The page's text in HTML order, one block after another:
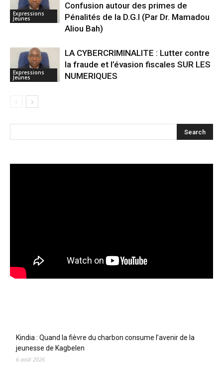
Expressions
Jeunes
Confusion autour des primes de
Pénalités de la D.G.I (Par Dr. Mamadou
Aliou Bah)
Expressions
Jeunes
LA CYBERCRIMINALITE : Lutter contre
la fraude et l’évasion fiscales SUR LES
NUMERIQUES
Kindia : Quand la fièvre du charbon consume l’avenir de la
jeunesse de Kagbelen
6 août 2026